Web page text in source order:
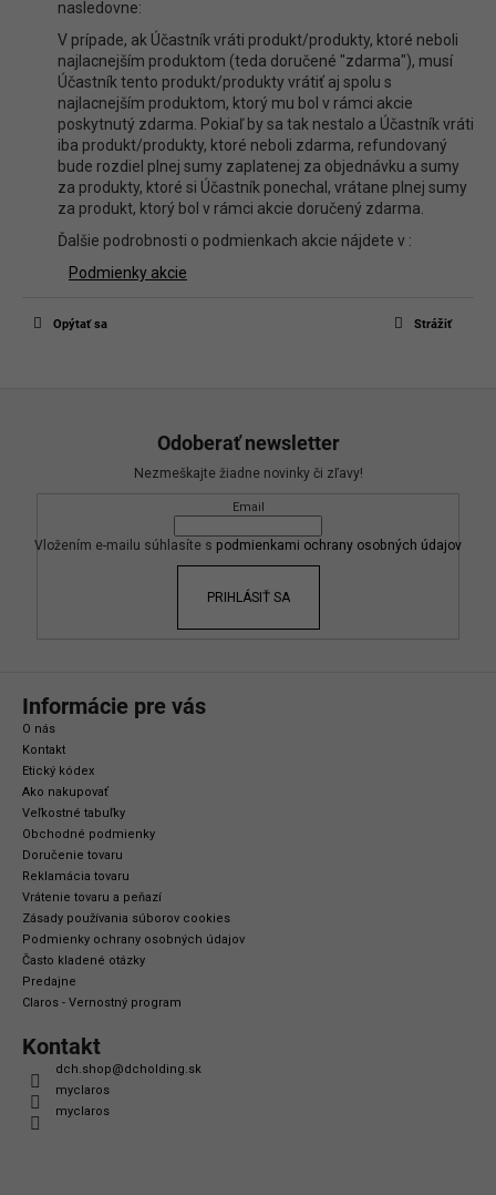
nasledovne:
V prípade, ak Účastník vráti produkt/produkty, ktoré neboli
najlacnejším produktom (teda doručené "zdarma"), musí
Účastník tento produkt/produkty vrátiť aj spolu s
najlacnejším produktom, ktorý mu bol v rámci akcie
poskytnutý zdarma. Pokiaľ by sa tak nestalo a Účastník vráti
iba produkt/produkty, ktoré neboli zdarma, refundovaný
bude rozdiel plnej sumy zaplatenej za objednávku a sumy
za produkty, ktoré si Účastník ponechal, vrátane plnej sumy
za produkt, ktorý bol v rámci akcie doručený zdarma.
Ďalšie podrobnosti o podmienkach akcie nájdete v :
Podmienky akcie
Opýtať sa Strážiť
Odoberať newsletter
Nezmeškajte žiadne novinky či zľavy!
Email
Vložením e-mailu súhlasíte s podmienkami ochrany osobných údajov
PRIHLÁSIŤ SA
Informácie pre vás
O nás
Kontakt
Etický kódex
Ako nakupovať
Veľkostné tabuľky
Obchodné podmienky
Doručenie tovaru
Reklamácia tovaru
Vrátenie tovaru a peňazí
Zásady používania súborov cookies
Podmienky ochrany osobných údajov
Často kladené otázky
Predajne
Claros - Vernostný program
Kontakt
dch.shop@dcholding.sk
myclaros
myclaros